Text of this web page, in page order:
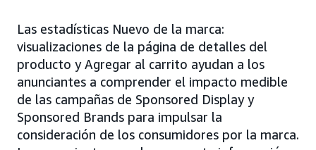
Las estadísticas Nuevo de la marca:
visualizaciones de la página de detalles del
producto y Agregar al carrito ayudan a los
anunciantes a comprender el impacto medible
de las campañas de Sponsored Display y
Sponsored Brands para impulsar la
consideración de los consumidores por la marca.